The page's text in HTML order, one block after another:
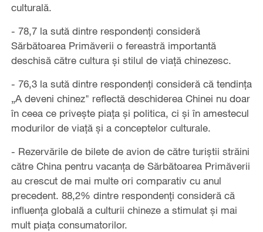
culturală.
- 78,7 la sută dintre respondenți consideră
Sărbătoarea Primăverii o fereastră importantă
deschisă către cultura și stilul de viață chinezesc.
- 76,3 la sută dintre respondenți consideră că tendința
„A deveni chinez" reflectă deschiderea Chinei nu doar
în ceea ce privește piața și politica, ci și în amestecul
modurilor de viață și a conceptelor culturale.
- Rezervările de bilete de avion de către turiștii străini
către China pentru vacanța de Sărbătoarea Primăverii
au crescut de mai multe ori comparativ cu anul
precedent. 88,2% dintre respondenți consideră că
influența globală a culturii chineze a stimulat și mai
mult piața consumatorilor.